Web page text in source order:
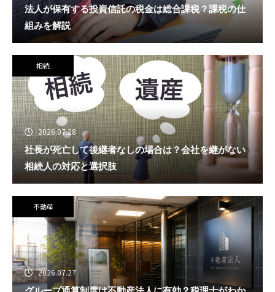
法人が保有する投資信託の税金は総合課税？課税の仕
組みを解説
相続
2026.07.28
社長が死亡して後継者なしの場合は？会社を継がない
相続人の対応と選択肢
不動産
2026.07.27